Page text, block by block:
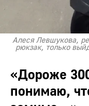
Алеся Левшукова,
рюкзак, только
«Дороже
понимаю,